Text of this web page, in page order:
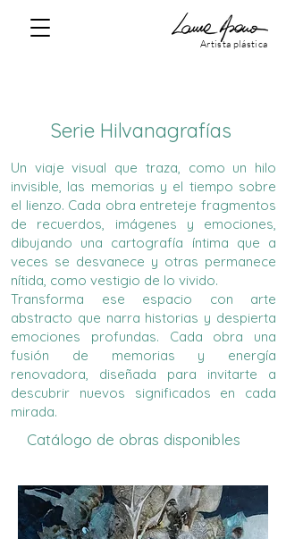
Artista plástica
Serie Hilvanagrafías
Un viaje visual que traza, como un hilo
invisible, las memorias y el tiempo sobre
el lienzo. Cada obra entreteje fragmentos
de recuerdos, imágenes y emociones,
dibujando una cartografía íntima que a
veces se desvanece y otras permanece
nítida, como vestigio de lo vivido.
Transforma ese espacio con arte
abstracto que narra historias y despierta
emociones profundas. Cada obra una
fusión de memorias y energía
renovadora, diseñada para invitarte a
descubrir nuevos significados en cada
mirada.
Catálogo de obras disponibles